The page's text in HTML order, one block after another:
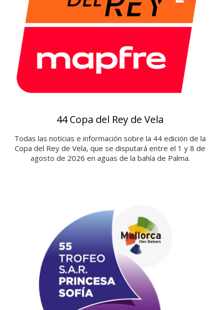
44 Copa del Rey de Vela
Todas las noticias e información sobre la 44 edición de la
Copa del Rey de Vela, que se disputará entre el 1 y 8 de
agosto de 2026 en aguas de la bahía de Palma.